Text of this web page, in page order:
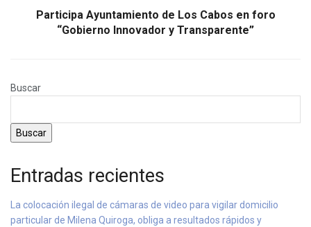
Participa Ayuntamiento de Los Cabos en foro
“Gobierno Innovador y Transparente”
Buscar
Buscar
Entradas recientes
La colocación ilegal de cámaras de video para vigilar domicilio
particular de Milena Quiroga, obliga a resultados rápidos y